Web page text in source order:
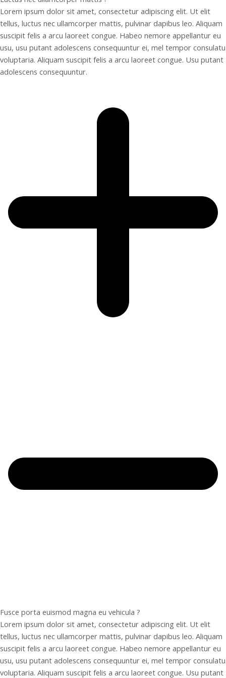
Lorem ipsum dolor sit amet, consectetur adipiscing elit. Ut elit
tellus, luctus nec ullamcorper mattis, pulvinar dapibus leo. Aliquam
suscipit felis a arcu laoreet congue. Habeo nemore appellantur eu
usu, usu putant adolescens consequuntur ei, mel tempor consulatu
voluptaria. Aliquam suscipit felis a arcu laoreet congue. Usu putant
adolescens consequuntur.
Fusce porta euismod magna eu vehicula ?
Lorem ipsum dolor sit amet, consectetur adipiscing elit. Ut elit
tellus, luctus nec ullamcorper mattis, pulvinar dapibus leo. Aliquam
suscipit felis a arcu laoreet congue. Habeo nemore appellantur eu
usu, usu putant adolescens consequuntur ei, mel tempor consulatu
voluptaria. Aliquam suscipit felis a arcu laoreet congue. Usu putant